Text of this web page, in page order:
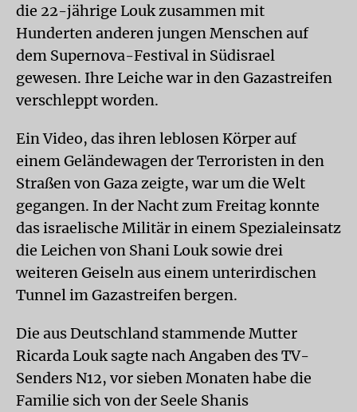
die 22-jährige Louk zusammen mit
Hunderten anderen jungen Menschen auf
dem Supernova-Festival in Südisrael
gewesen. Ihre Leiche war in den Gazastreifen
verschleppt worden.
Ein Video, das ihren leblosen Körper auf
einem Geländewagen der Terroristen in den
Straßen von Gaza zeigte, war um die Welt
gegangen. In der Nacht zum Freitag konnte
das israelische Militär in einem Spezialeinsatz
die Leichen von Shani Louk sowie drei
weiteren Geiseln aus einem unterirdischen
Tunnel im Gazastreifen bergen.
Die aus Deutschland stammende Mutter
Ricarda Louk sagte nach Angaben des TV-
Senders N12, vor sieben Monaten habe die
Familie sich von der Seele Shanis